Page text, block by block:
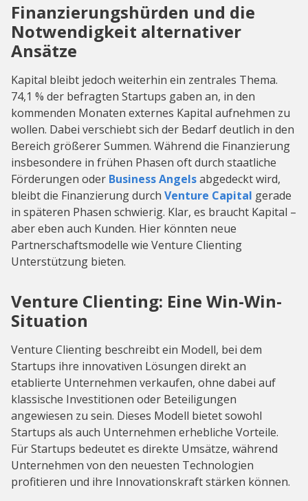
Finanzierungshürden und die
Notwendigkeit alternativer
Ansätze
Kapital bleibt jedoch weiterhin ein zentrales Thema.
74,1 % der befragten Startups gaben an, in den
kommenden Monaten externes Kapital aufnehmen zu
wollen. Dabei verschiebt sich der Bedarf deutlich in den
Bereich größerer Summen. Während die Finanzierung
insbesondere in frühen Phasen oft durch staatliche
Förderungen oder Business Angelsabgedeckt wird,
bleibt die Finanzierung durch Venture Capital gerade
in späteren Phasen schwierig. Klar, es braucht Kapital –
aber eben auch Kunden. Hier könnten neue
Partnerschaftsmodelle wie Venture Clienting
Unterstützung bieten.
Venture Clienting: Eine Win-Win-
Situation
Venture Clienting beschreibt ein Modell, bei dem
Startups ihre innovativen Lösungen direkt an
etablierte Unternehmen verkaufen, ohne dabei auf
klassische Investitionen oder Beteiligungen
angewiesen zu sein. Dieses Modell bietet sowohl
Startups als auch Unternehmen erhebliche Vorteile.
Für Startups bedeutet es direkte Umsätze, während
Unternehmen von den neuesten Technologien
profitieren und ihre Innovationskraft stärken können.